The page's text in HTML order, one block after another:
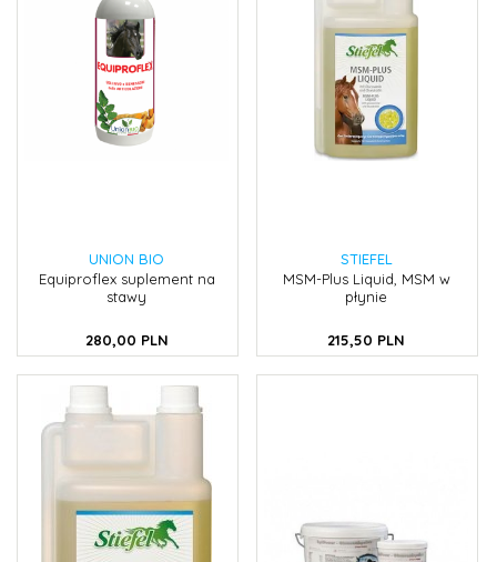
UNION BIO
Equiproflex suplement na
stawy
280,00 PLN
STIEFEL
MSM-Plus Liquid, MSM w
płynie
215,50 PLN